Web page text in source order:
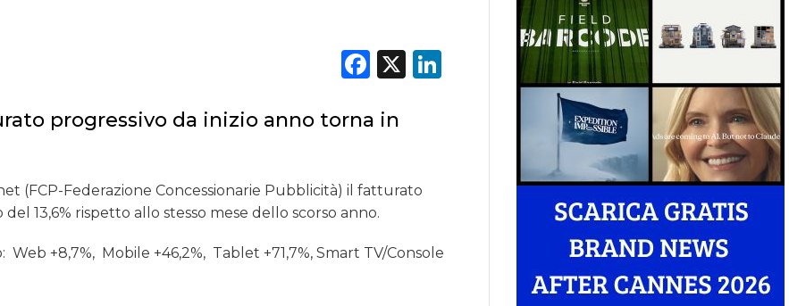
PREVISIONI/SCENARI
TREND
Facebook
X LinkedIn
progressivo da inizio anno torna in
(FCP-Federazione Concessionarie Pubblicità) il fatturato
13,6% rispetto allo stesso mese dello scorso anno.
+8,7%, Mobile +46,2%, Tablet +71,7%, Smart TV/Console